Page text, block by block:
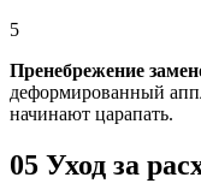
5
Пренебрежение
деформированный
начинают царапать.
05 Уход за